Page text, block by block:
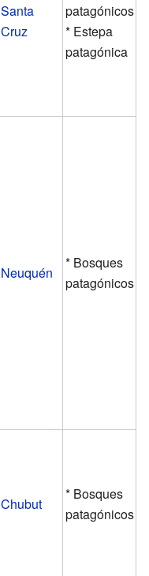
Santa
Cruz
patagónicos
* Estepa
patagónica
Neuquén
* Bosques
patagónicos
Chubut
* Bosques
patagónicos